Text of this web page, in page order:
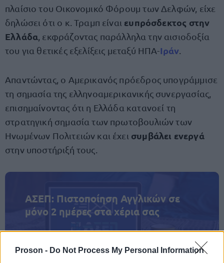
Proson - Do Not Process My Personal Information
πλαίσιο του Οικονομικό Φόρουμ των Δελφών, είχε
δηλώσει ότι ο κ. Τραμπ είναι ευπρόσδεκτος στην
Ελλάδα , εκφράζοντας παράλληλα την αισιοδοξία
του για θετικές εξελίξεις μεταξύ ΗΠΑ-Ιράν
Απαντώντας, ο Αμερικανός πρόεδρος υπογράμμισε
τη σημασία της ελληνοαμερικανικής συνεργασίας,
επισημαίνοντας ότι η Ελλάδα κατανοεί τη
στρατηγική σημασία των πρωτοβουλιών των
Ηνωμένων Πολιτειών και έχει συμβάλει ενεργά
στην υποστήριξή τους.
ΑΣΕΠ: Πιστοποίηση Αγγλικών σε
μόνο 2 ημέρες στα χέρια σας